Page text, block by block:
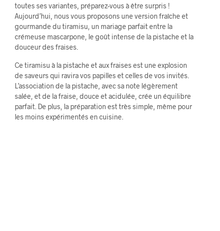
toutes ses variantes, préparez-vous à être surpris !
Aujourd’hui, nous vous proposons une version fraîche et
gourmande du tiramisu, un mariage parfait entre la
crémeuse mascarpone, le goût intense de la pistache et la
douceur des fraises.
Ce tiramisu à la pistache et aux fraises est une explosion
de saveurs qui ravira vos papilles et celles de vos invités.
L’association de la pistache, avec sa note légèrement
salée, et de la fraise, douce et acidulée, crée un équilibre
parfait. De plus, la préparation est très simple, même pour
les moins expérimentés en cuisine.